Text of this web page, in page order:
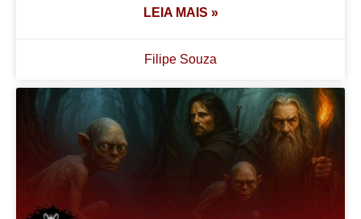
LEIA MAIS »
Filipe Souza